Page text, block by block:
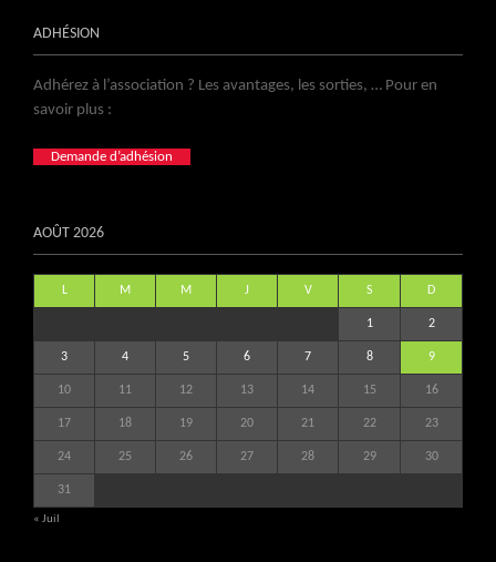
ADHÉSION
Adhérez à l’association ? Les avantages, les sorties, … Pour en
savoir plus :
Demande d’adhésion
AOÛT 2026
L M M J V S D
1 2
3 4 5 6 7 8 9
10 11 12 13 14 15 16
17 18 19 20 21 22 23
24 25 26 27 28 29 30
31
« Juil